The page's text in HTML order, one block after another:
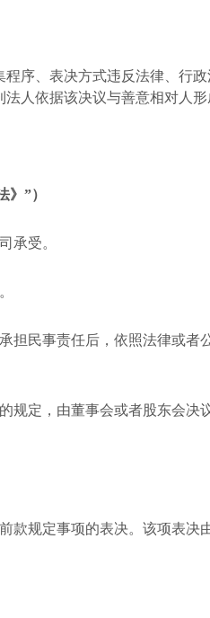
序、表决方式违反法律、行
人依据该决议与善意相对人形
》”）
承受。
民事责任后，依照法律或者
定，由董事会或者股东会决
规定事项的表决。该项表决